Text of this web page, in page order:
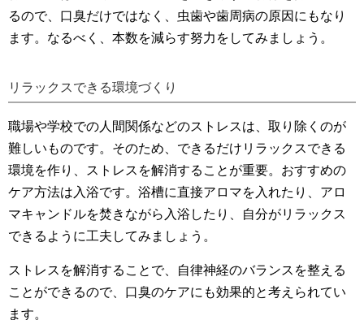
るので、口臭だけではなく、虫歯や歯周病の原因にもなり
ます。なるべく、本数を減らす努力をしてみましょう。
リラックスできる環境づくり
職場や学校での人間関係などのストレスは、取り除くのが
難しいものです。そのため、できるだけリラックスできる
環境を作り、ストレスを解消することが重要。おすすめの
ケア方法は入浴です。浴槽に直接アロマを入れたり、アロ
マキャンドルを焚きながら入浴したり、自分がリラックス
できるように工夫してみましょう。
ストレスを解消することで、自律神経のバランスを整える
ことができるので、口臭のケアにも効果的と考えられてい
ます。